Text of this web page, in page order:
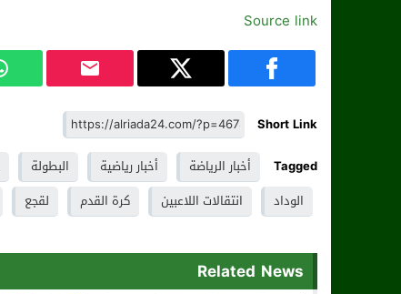
Source link
Short Link
Tagged
أخبار الرياضة أخبار رياضية البطولة
الوداد
انتقالات اللاعبين كرة القدم لقجع
Related News